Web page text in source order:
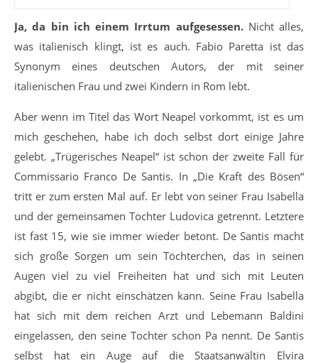
Ja, da bin ich einem Irrtum aufgesessen.Nicht alles,
was italienisch klingt, ist es auch. Fabio Paretta ist das
Synonym eines deutschen Autors, der mit seiner
italienischen Frau und zwei Kindern in Rom lebt.
Aber wenn im Titel das Wort Neapel vorkommt, ist es um
mich geschehen, habe ich doch selbst dort einige Jahre
gelebt. „Trügerisches Neapel“ ist schon der zweite Fall für
Commissario Franco De Santis. In „Die Kraft des Bösen“
tritt er zum ersten Mal auf. Er lebt von seiner Frau Isabella
und der gemeinsamen Tochter Ludovica getrennt. Letztere
ist fast 15, wie sie immer wieder betont. De Santis macht
sich große Sorgen um sein Töchterchen, das in seinen
Augen viel zu viel Freiheiten hat und sich mit Leuten
abgibt, die er nicht einschätzen kann. Seine Frau Isabella
hat sich mit dem reichen Arzt und Lebemann Baldini
eingelassen, den seine Tochter schon Pa nennt. De Santis
selbst hat ein Auge auf die Staatsanwältin Elvira